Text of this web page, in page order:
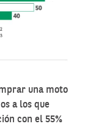
una moto
a los que
con el 55%